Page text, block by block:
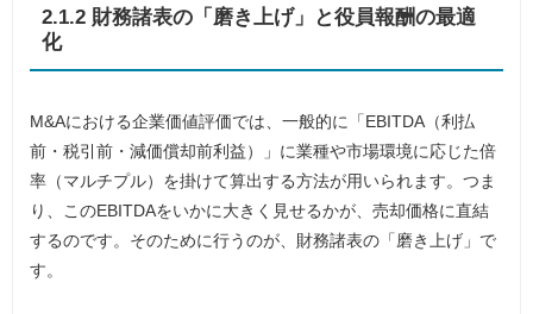
2.1.2 財務諸表の「磨き上げ」と役員報酬の最適
化
M&Aにおける企業価値評価では、一般的に「EBITDA（利払
前・税引前・減価償却前利益）」に業種や市場環境に応じた倍
率（マルチプル）を掛けて算出する方法が用いられます。つま
り、このEBITDAをいかに大きく見せるかが、売却価格に直結
するのです。そのために行うのが、財務諸表の「磨き上げ」で
す。